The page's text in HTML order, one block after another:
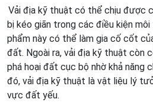
Vải địa kỹ thuật có thể chịu được
bị kéo giãn trong các điều kiện
phẩm này có thể làm gia cố cốt
đất. Ngoài ra, vải địa kỹ thuật còn
phá hoại đất cục bộ nhờ khả năng
đó, vải địa kỹ thuật là vật liệu lý
vực đất yếu.